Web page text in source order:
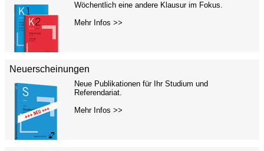
Wöchentlich eine andere Klausur im Fokus.
Mehr Infos >>
Neuerscheinungen
Neue Publikationen für Ihr Studium und
Referendariat.
Mehr Infos >>